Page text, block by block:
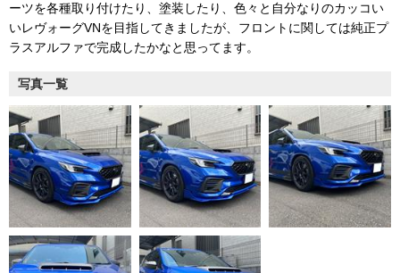
ーツを各種取り付けたり、塗装したり、色々と自分なりのカッコい
いレヴォーグVNを目指してきましたが、フロントに関しては純正プ
ラスアルファで完成したかなと思ってます。
写真一覧